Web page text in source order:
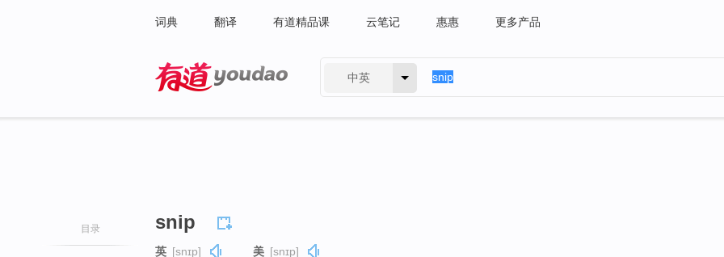
词典 翻译 有道精品课 云笔记 惠惠 更多产品
中英
目录 snip
英 [snɪp] 美 [snɪp]